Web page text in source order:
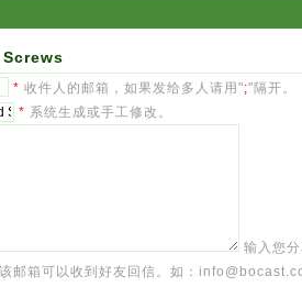
* 收件人的邮箱，如果发给多人请用";"隔开。
* 系统生成或手工修改。
输入您
邮箱可以收到好友回信。如：